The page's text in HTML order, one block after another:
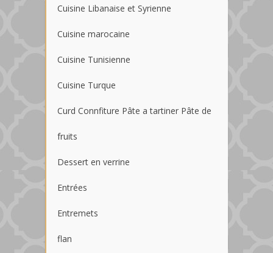
Cuisine Libanaise et Syrienne
Cuisine marocaine
Cuisine Tunisienne
Cuisine Turque
Curd Connfiture Pâte a tartiner Pâte de
fruits
Dessert en verrine
Entrées
Entremets
flan